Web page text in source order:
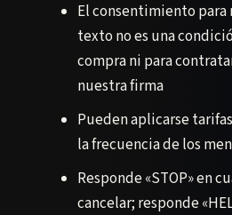
El consentimiento para
texto no es una
compra ni para
nuestra firma
Pueden aplicarse
la frecuencia de los
Responde «STOP» en
cancelar; responde